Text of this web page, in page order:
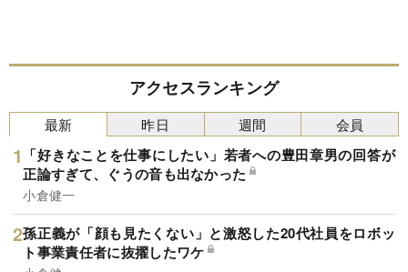
アクセスランキング
最新
「好きなことを仕事にしたい」若者への豊田章男の回答が
正論すぎて、ぐうの音も出なかった
小倉健一
孫正義が「顔も見たくない」と激怒した20代社員をロボッ
ト事業責任者に抜擢したワケ
昨日 週間 会員